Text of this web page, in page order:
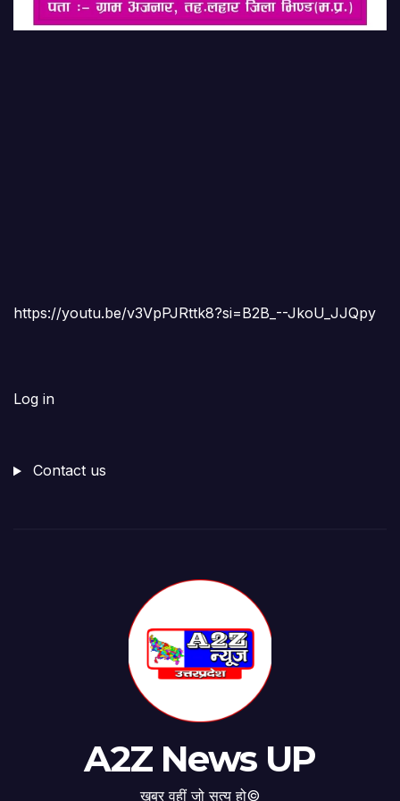
https://youtu.be/v3VpPJRttk8?si=B2B_--JkoU_JJQpy
Log in
Contact us
A2Z News UP
खबर वहीं जो सत्य हो©